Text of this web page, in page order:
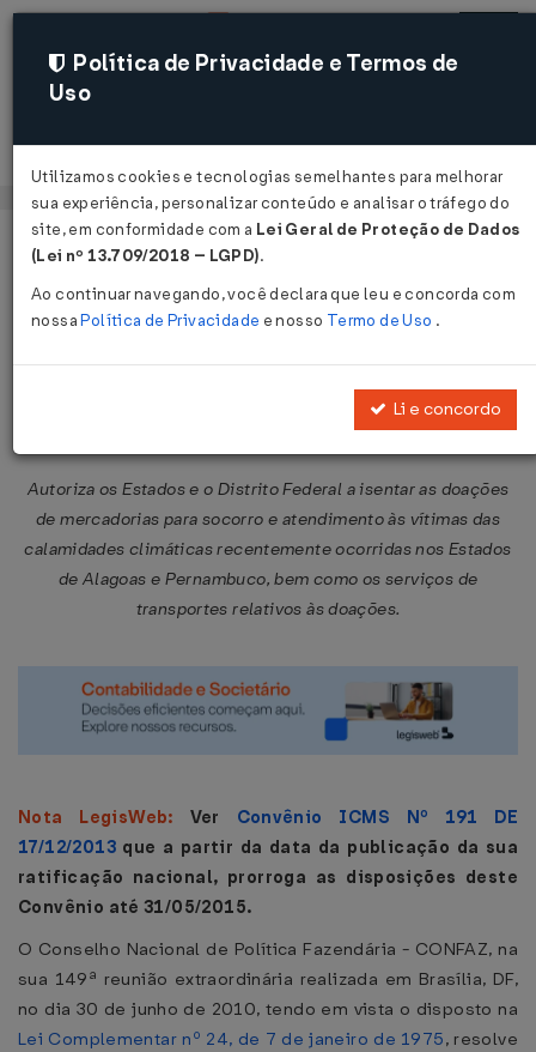
Acessar
Página Inicial Legislações
Convênio ICMS nº 85 de
Autoriza os Estados e o Distrito Federal a isentar as doações
de mercadorias para socorro e atendimento às vítimas das
calamidades climáticas recentemente ocorridas nos Estados
de Alagoas e Pernambuco, bem como os serviços de
transportes relativos às doações.
Nota LegisWeb: Ver Convênio ICMS Nº 191 DE
17/12/2013que a partir da data da publicação da sua
ratificação nacional, prorroga as disposições deste
Convênio até 31/05/2015.
O Conselho Nacional de Política Fazendária - CONFAZ, na
sua 149ª reunião extraordinária realizada em Brasília, DF,
no dia 30 de junho de 2010, tendo em vista o disposto na
Lei Complementar nº 24, de 7 de janeiro de 1975, resolve
Política de Privacidade e Termos de
Uso
Utilizamos cookies e tecnologias semelhantes para melhorar
sua experiência, personalizar conteúdo e analisar o tráfego do
site, em conformidade com a Lei Geral de Proteção de Dados
(Lei nº 13.709/2018 – LGPD).
Ao continuar navegando, você declara que leu e concorda com
nossaPolítica de Privacidade e nosso Termo de Uso .
Li e concordo